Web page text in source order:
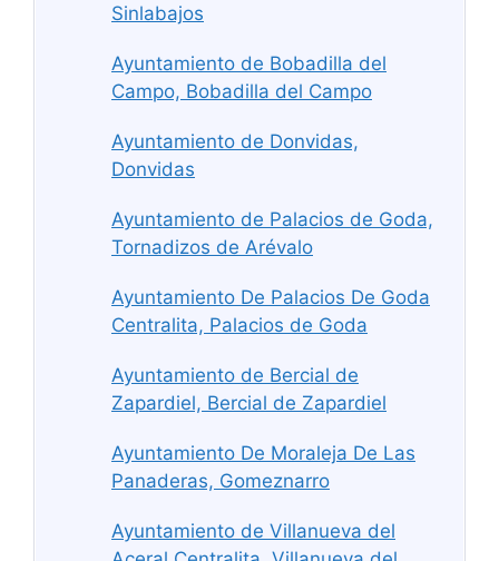
Sinlabajos
Ayuntamiento de Bobadilla del
Campo, Bobadilla del Campo
Ayuntamiento de Donvidas,
Donvidas
Ayuntamiento de Palacios de Goda,
Tornadizos de Arévalo
Ayuntamiento De Palacios De Goda
Centralita, Palacios de Goda
Ayuntamiento de Bercial de
Zapardiel, Bercial de Zapardiel
Ayuntamiento De Moraleja De Las
Panaderas, Gomeznarro
Ayuntamiento de Villanueva del